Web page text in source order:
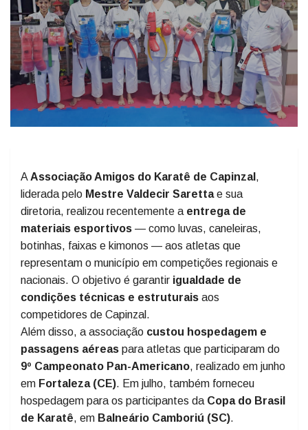
AAssociação Amigos do Karatê de Capinzal,
liderada peloMestre Valdecir Sarettae sua
diretoria, realizou recentemente aentrega de
materiais esportivos — como luvas, caneleiras,
botinhas, faixas e kimonos — aos atletas que
representam o município em competições regionais e
nacionais. O objetivo é garantirigualdade de
condições técnicas e estruturaisaos
competidores de Capinzal.
Além disso, a associaçãocustou hospedagem e
passagens aéreaspara atletas que participaram do
9º Campeonato Pan-Americano, realizado em junho